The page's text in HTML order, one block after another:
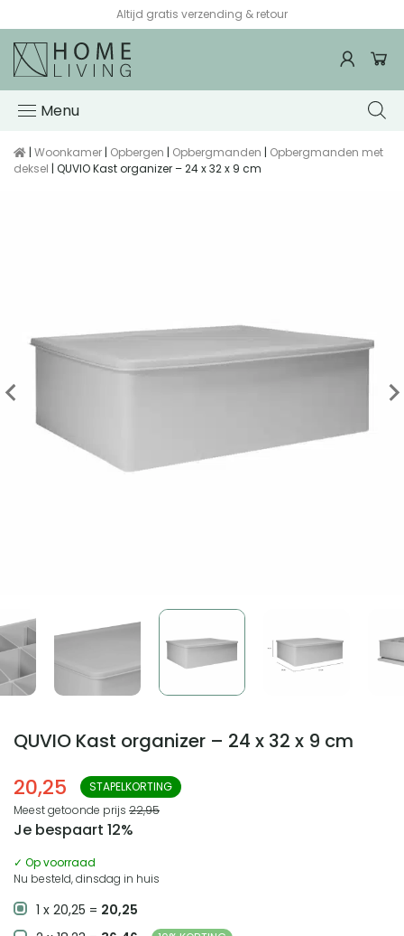
Altijd gratis verzending & retour
Menu
| Woonkamer | Opbergen | Opbergmanden | Opbergmanden met
deksel | QUVIO Kast organizer – 24 x 32 x 9 cm
QUVIO Kast organizer – 24 x 32 x 9 cm
20,25
STAPELKORTING
Meest getoonde prijs 22,95
Je bespaart 12%
✓ Op voorraad
Nu besteld, dinsdag in huis
1 x 20,25 = 20,25